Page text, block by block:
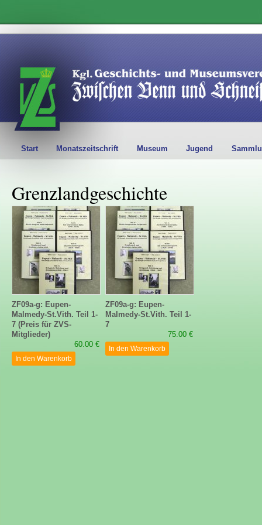
Start Monatszeitschrift Museum Jugend
Grenzlandgeschichte
ZF09a-g: Eupen-
Malmedy-St.Vith. Teil 1-
7 (Preis für ZVS-
Mitglieder)
60.00 €
In den Warenkorb
ZF09a-g: Eupen-
Malmedy-St.Vith. Teil 1-
7
75.00 €
In den Warenkorb